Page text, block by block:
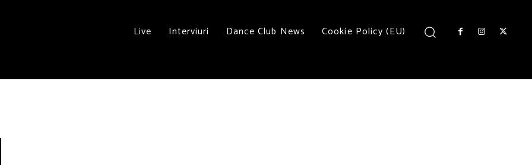
Live Interviuri Dance Club News Cookie Policy (EU)